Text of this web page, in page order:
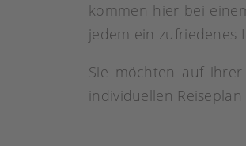
kommen hier bei
jedem ein zufriedenes
Sie möchten auf ihrer
individuellen Reiseplan